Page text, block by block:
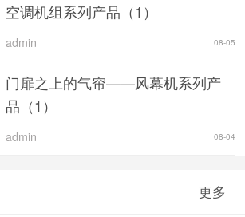
空调机组系列产品（1）
admin 08-05
门扉之上的气帘——风幕机系列产
品（1）
admin 08-04
更多